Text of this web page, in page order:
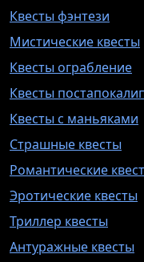
Квесты фэнтези
Мистические квесты
Квесты ограбление
Квесты
Квесты с маньяками
Страшные квесты
Романтические
Эротические квесты
Триллер квесты
Антуражные квесты